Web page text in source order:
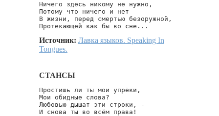
Ничего здесь никому не нужно,
Потому что ничего и нет
В жизни, перед смертью безоружной,
Протекающей как бы во сне...
Источник: Лавка языков. Speaking In
Tongues.
СТАНСЫ
Простишь ли ты мои упрёки,
Мои обидные слова?
Любовью дышат эти строки, -
И снова ты во всём права!